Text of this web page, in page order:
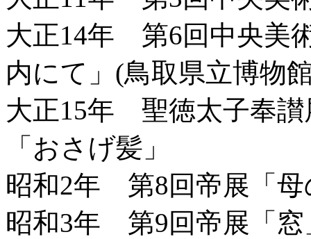
大正14年 第6回中央美
内にて」(鳥取県立博物
大正15年 聖徳太子奉讃
「おさげ髪」
昭和2年 第8回帝展「母
昭和3年 第9回帝展「窓